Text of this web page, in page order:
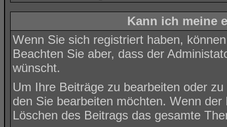
Kann ich meine
Wenn Sie sich registriert haben,
Beachten Sie aber, dass der
wünscht.
Um Ihre Beiträge zu bearbeiten oder
den Sie bearbeiten möchten. Wenn
Löschen des Beitrags das gesamte